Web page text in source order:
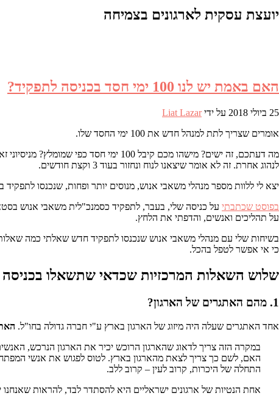
יועצת עסקית לארגונים בצמיחה
האם באמת יש לנו 100 ימי חסד בכניסה לתפקיד?
25 ביולי 2018 על ידיLiat Lazar
אומרים שצריך לתת למנהל חדש את 100 ימי החסד שלו.
מה דעתכם, זה ישים? מישהו מכם קיבל
לנהוג אחרת. זה לא אומר שיצאנו לנוח ונחזור בעוד 3 וקצת חודשים.
יצא לי ללוות מספר מנהלי משאבי אנוש, מנוסים יותר ופחות, שנכנסו
בפוסט שכתבתי
על תהליכים ואנשים, והדפתי את הלחץ.
בשיחות שלי עם מנהלי משאבי אנוש שנכנסו לתפקיד חדש שאלתי כמה
כי אי אפשר לטפל בהכל.
שלוש השאלות המרכזיות שכדאי שתשאלו בכניסה
1. מהם האתגרים של הארגון?
אחד האתגרים שעלה היה מיזוג של הארגון בארץ ע"י חברה גדולה בחו"ל.
במקרה הזה צריך לדאוג שהארגון הרוכש יכיר את הארגון הנרכש,
האם, לשם כך צריך לצאת מהארגון בארץ. לטוס לפגוש את אנשי המפתח
התחלה של היכרות, קרוב לעין – קרוב ללב.
אחת הנטיות של ארגונים ישראליים היא להסתדר לבד, להראות שאנחנו